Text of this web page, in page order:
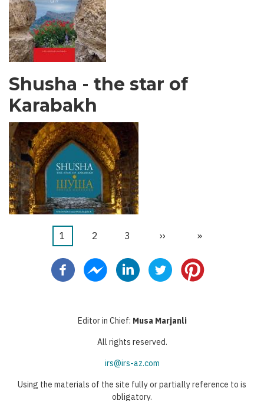
Shusha - the star of
Karabakh
Pagination
Current
1 Faqe
2 Faqe
3
Next
››
Last
»
Editor in Chief: Musa Marjanli
All rights reserved.
irs@irs-az.com
Using the materials of the site fully or partially reference to is
obligatory.